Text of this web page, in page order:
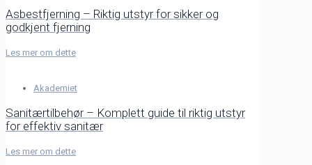
Asbestfjerning – Riktig utstyr for sikker og
godkjent fjerning
Les mer om dette
Akademiet
Sanitærtilbehør – Komplett guide til riktig utstyr
for effektiv sanitær
Les mer om dette